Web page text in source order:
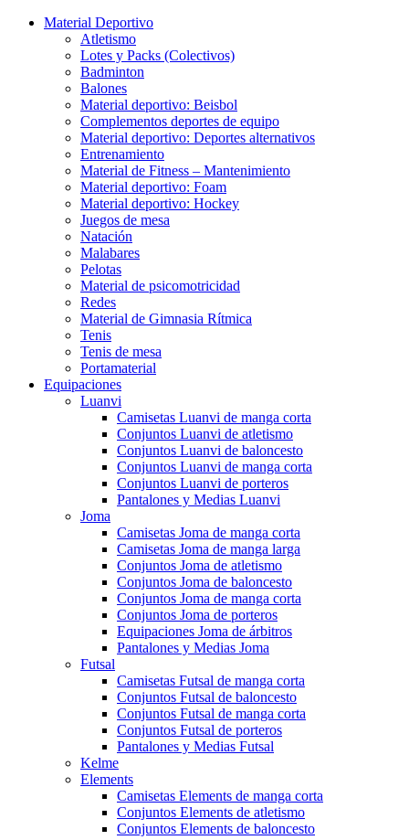
Material Deportivo
Atletismo
Lotes y Packs (Colectivos)
Badminton
Balones
Material deportivo: Beisbol
Complementos deportes de equipo
Material deportivo: Deportes alternativos
Entrenamiento
Material de Fitness – Mantenimiento
Material deportivo: Foam
Material deportivo: Hockey
Juegos de mesa
Natación
Malabares
Pelotas
Material de psicomotricidad
Redes
Material de Gimnasia Rítmica
Tenis
Tenis de mesa
Portamaterial
Equipaciones
Luanvi
Camisetas Luanvi de manga corta
Conjuntos Luanvi de atletismo
Conjuntos Luanvi de baloncesto
Conjuntos Luanvi de manga corta
Conjuntos Luanvi de porteros
Pantalones y Medias Luanvi
Joma
Camisetas Joma de manga corta
Camisetas Joma de manga larga
Conjuntos Joma de atletismo
Conjuntos Joma de baloncesto
Conjuntos Joma de manga corta
Conjuntos Joma de porteros
Equipaciones Joma de árbitros
Pantalones y Medias Joma
Futsal
Camisetas Futsal de manga corta
Conjuntos Futsal de baloncesto
Conjuntos Futsal de manga corta
Conjuntos Futsal de porteros
Pantalones y Medias Futsal
Kelme
Elements
Camisetas Elements de manga corta
Conjuntos Elements de atletismo
Conjuntos Elements de baloncesto